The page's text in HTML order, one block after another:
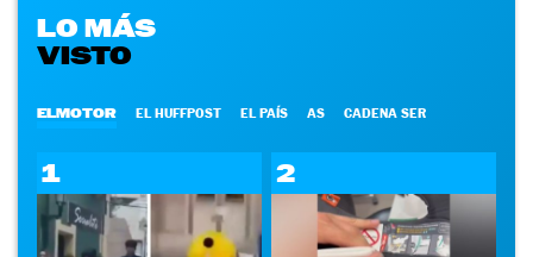
LO MÁS
VISTO
ELMOTOR EL HUFFPOST EL PAÍS AS CADENA SER
1 2